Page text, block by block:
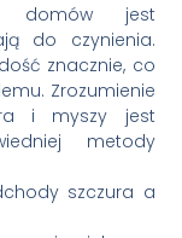
domów jest
do czynienia.
znacznie, co
Zrozumienie
i myszy jest
metody
szczura a